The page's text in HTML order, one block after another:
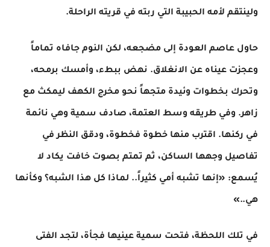
ولينتقم لأمه الحبيبة التي ربته في قريته الراحلة.
​حاول عاصم العودة إلى مضجعه، لكن النوم جافاه تماماً
وعجزت عيناه عن الانغلاق. نهض ببطء، وأمسك برمحه،
وتحرك بخطوات وئيدة متجهاً نحو مخرج الكهف ليمكث مع
زاهر. وفي طريقه وسط العتمة، صادف سمية وهي نائمة
في ركنها. اقترب منها خطوة فخطوة، ودقق النظر في
تفاصيل وجهها الساكن، ثم تمتم بصوت خافت يكاد لا
يُسمع: «إنها تشبه أمي كثيراً.. لماذا كل هذا الشبه؟ وكأنها
هي..»
​في تلك اللحظة، فتحت سمية عينيها فجأة، لتجد الفتى